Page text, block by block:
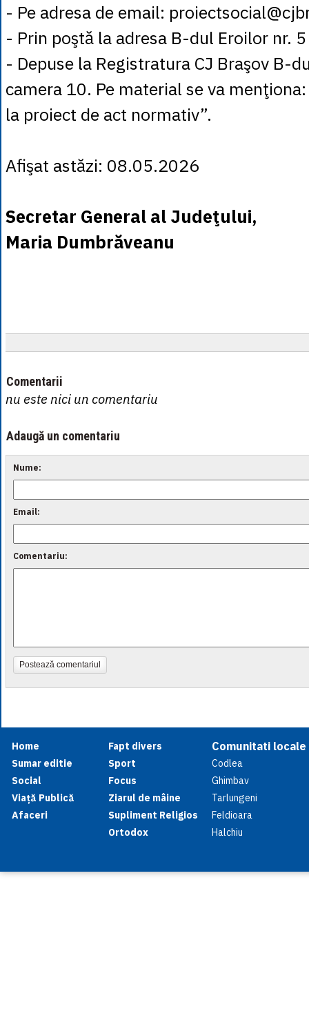
- Pe adresa de email:
- Prin poştă la adresa B-dul Eroilor nr. 5
- Depuse la Registratura CJ Braşov B-
camera 10. Pe material se va
la proiect de act normativ”.
Afişat astăzi: 08.05.2026
Secretar General al Judeţului,
Maria Dumbrăveanu
Comentarii
nu este nici un comentariu
Adaugă un comentariu
Nume:
Email:
Comentariu:
Postează comentariul
Home
Sumar editie
Social
Viață Publică
Afaceri
Fapt divers
Sport
Focus
Ziarul de mâine
Supliment Religios
Ortodox
Comunitati locale
Codlea
Ghimbav
Tarlungeni
Feldioara
Halchiu